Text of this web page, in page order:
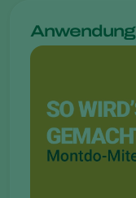
Anwendung